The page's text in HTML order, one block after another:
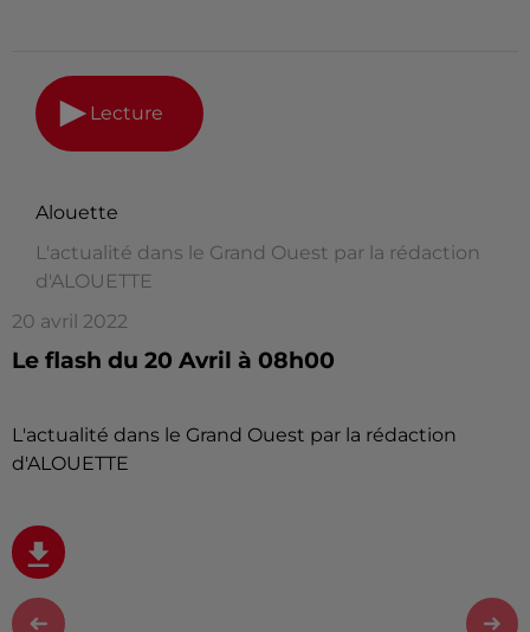
Lecture
Alouette
L'actualité dans le Grand Ouest par la rédaction
d'ALOUETTE
20 avril 2022
Le flash du 20 Avril à 08h00
L'actualité dans le Grand Ouest par la rédaction
d'ALOUETTE